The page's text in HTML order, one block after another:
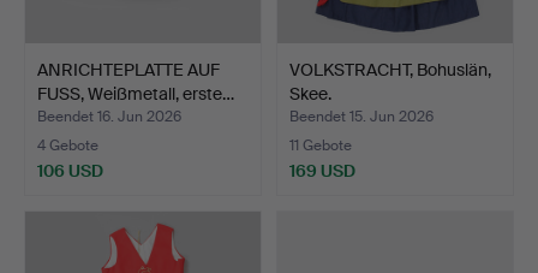
ANRICHTEPLATTE AUF
FUSS, Weißmetall, erste…
Beendet 16. Jun 2026
4 Gebote
106 USD
VOLKSTRACHT, Bohuslän,
Skee.
Beendet 15. Jun 2026
11 Gebote
169 USD